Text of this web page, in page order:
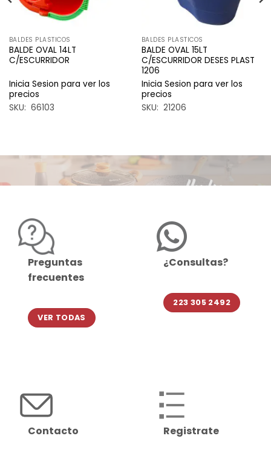
BALDES PLASTICOS
BALDE OVAL 14LT
C/ESCURRIDOR
Inicia Sesion para ver los
precios
SKU: 66103
BALDES PLASTICOS
BALDE OVAL 15LT
C/ESCURRIDOR DESES PLAST
1206
Inicia Sesion para ver los
precios
SKU: 21206
Preguntas
frecuentes
VER TODAS
¿Consultas?
223 305 2492
Contacto Registrate